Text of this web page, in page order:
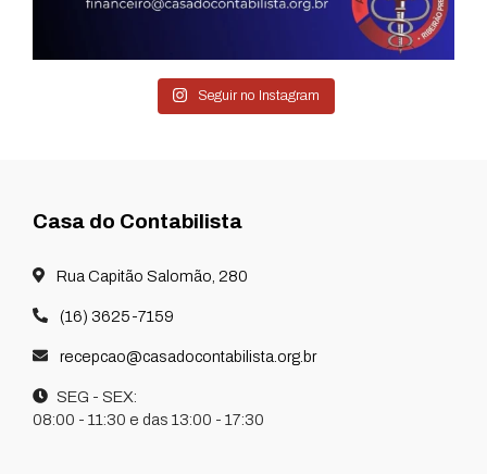
Seguir no Instagram
Casa do Contabilista
Rua Capitão Salomão, 280
(16) 3625-7159
recepcao@casadocontabilista.org.br
SEG - SEX:
08:00 - 11:30 e das 13:00 - 17:30